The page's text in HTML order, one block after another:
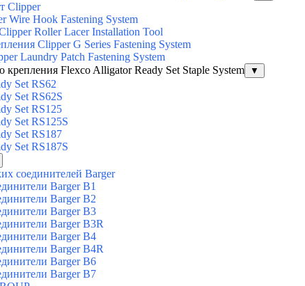
Clipper
Wire Hook Fastening System
Roller Lacer Installation Tool
Clipper G Series Fastening System
Laundry Patch Fastening System
крепления Flexco Alligator Ready Set Staple System
▼
Set RS62
Set RS62S
Set RS125
Set RS125S
Set RS187
Set RS187S
соединителей Barger
Barger B1
Barger B2
Barger B3
Barger B3R
Barger B4
Barger B4R
Barger B6
Barger B7